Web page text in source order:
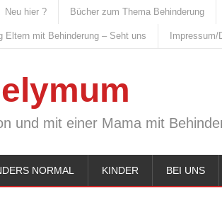
Neu hier ? Bücher zum Thema Behinderung
Eltern mit Behinderung – Seht uns
und mit einer Mama mit
NORMAL KINDER BEI UNS